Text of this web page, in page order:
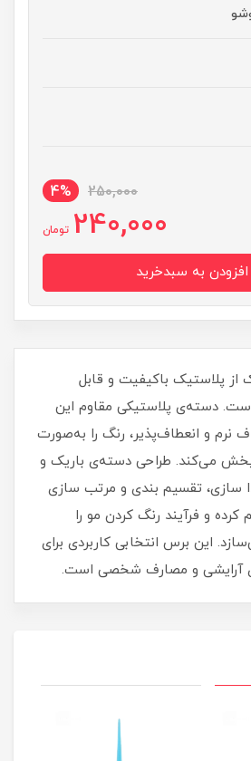
250,000
4%
240,000 تومان
پلاستیک باکیفیت و قابل
دسته‌ی پلاستیکی مقاوم این
نرم و انعطاف‌پذیر، رنگ را به‌صورت
می‌کند. طراحی دسته‌ی باریک و
سازی، تقسیم‌ بندی و مرتب‌ سازی
و فرآیند رنگ کردن مو را
این برس انتخابی کاربردی برای
آرایشی و مصارف شخصی است.